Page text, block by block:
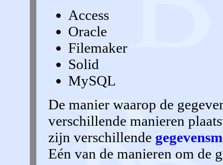
Access
Oracle
Filemaker
Solid
MySQL
De manier waarop de
verschillende manieren
zijn verschillende
Eén van de manieren om de